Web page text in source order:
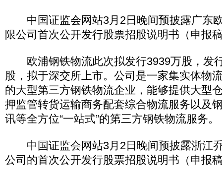
中国证监会网站3月2日晚间预披露广东
限公司首次公开发行股票招股说明书（申报
欧浦钢铁物流此次拟发行3939万股，发
股，拟于深交所上市。公司是一家集实体物
的大型第三方钢铁物流企业，能够提供大型
押监管转货运输商务配套综合物流服务以及
讯等全方位“一站式”的第三方钢铁物流服务。
中国证监会网站3月2日晚间预披露浙江
公司的首次公开发行股票招股说明书（申报